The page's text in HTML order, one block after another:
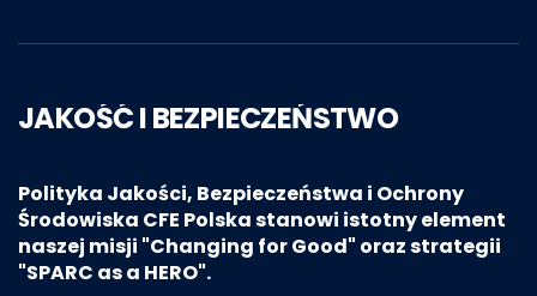
JAKOŚĆ I BEZPIECZEŃSTWO
Polityka Jakości, Bezpieczeństwa i Ochrony
Środowiska CFE Polska stanowi istotny element
naszej misji "Changing for Good" oraz strategii
"SPARC as a HERO".